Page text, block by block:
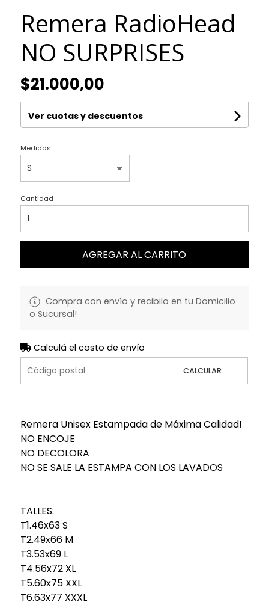
Remera RadioHead
NO SURPRISES
$21.000,00
Ver cuotas y descuentos
Medidas
Cantidad
AGREGAR AL CARRITO
Compra con envío y recibilo en tu Domicilio
o Sucursal!
Calculá el costo de envío
CALCULAR
Remera Unisex Estampada de Máxima Calidad!
NO ENCOJE
NO DECOLORA
NO SE SALE LA ESTAMPA CON LOS LAVADOS
TALLES:
T1.46x63 S
T2.49x66 M
T3.53x69 L
T4.56x72 XL
T5.60x75 XXL
T6.63x77 XXXL